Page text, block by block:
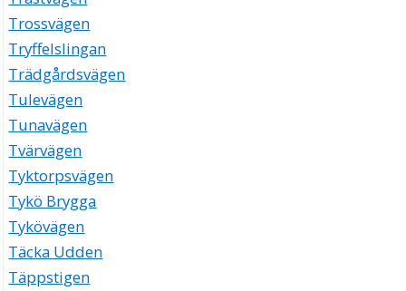
Trossvägen
Tryffelslingan
Trädgårdsvägen
Tulevägen
Tunavägen
Tvärvägen
Tyktorpsvägen
Tykö Brygga
Tykövägen
Täcka Udden
Täppstigen